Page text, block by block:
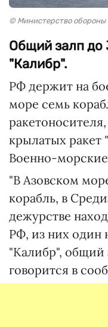
© Министерство
Общий залп до
"Калибр".
РФ держит на
море семь
крылатых
Военно-
"В Азовском
корабль, в
дежурстве
РФ, из них один
"Калибр", общий
говорится в